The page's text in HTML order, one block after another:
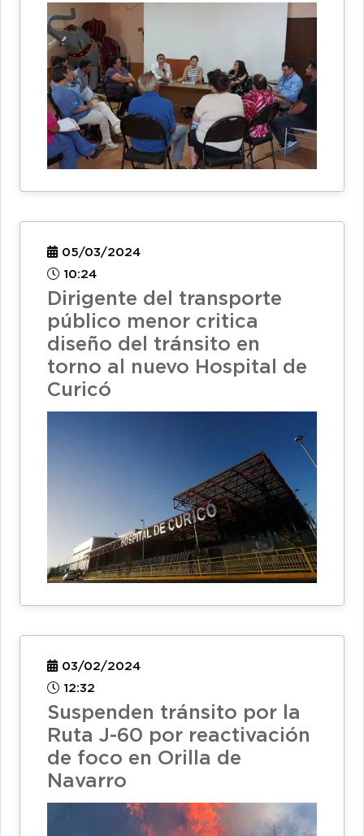
05/03/2024
10:24
Dirigente del transporte
público menor critica
diseño del tránsito en
torno al nuevo Hospital de
Curicó
03/02/2024
12:32
Suspenden tránsito por la
Ruta J-60 por reactivación
de foco en Orilla de
Navarro